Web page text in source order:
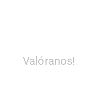
Valóranos!